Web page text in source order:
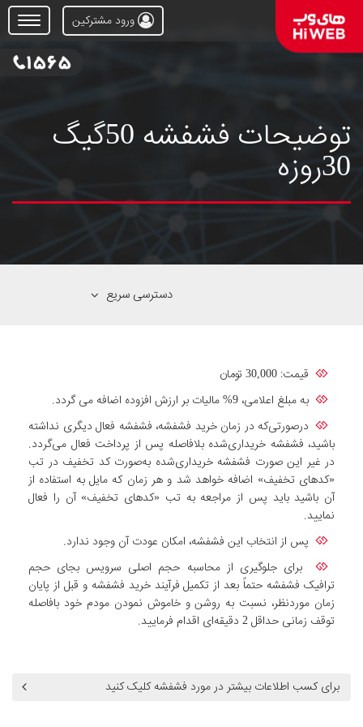
Open
Menu
ورود مشترکین
توضیحات فشفشه 50گیگ
30روزه
دسترسی سریع
قیمت: 30,000 تومان
به مبلغ اعلامی، 9% مالیات بر ارزش افزوده اضافه می گردد.
درصورتی‌که در زمان خرید فشفشه، فشفشه فعال دیگرى نداشته
باشید، فشفشه خریداری‌شده بلافاصله پس از پرداخت فعال می‌گردد.
در غیر این صورت فشفشه خریداری‌شده به‌صورت کد تخفیف در تب
«کدهاى تخفیف» اضافه خواهد شد و هر زمان که مایل به استفاده از
آن باشید باید پس از مراجعه به تب «کدهاى تخفیف» آن را فعال
نمایید.
پس از انتخاب این فشفشه، امکان عودت آن وجود ندارد.
برای جلوگیری از محاسبه حجم اصلی سرویس بجای حجم
ترافیک فشفشه حتماً بعد از تکمیل فرآیند خرید فشفشه و قبل از پایان
زمان موردنظر، نسبت به روشن و خاموش نمودن مودم خود بافاصله
توقف زمانی حداقل 2 دقیقه‌ای اقدام فرمایید.
برای کسب اطلاعات بیشتر در مورد فشفشه کلیک کنید